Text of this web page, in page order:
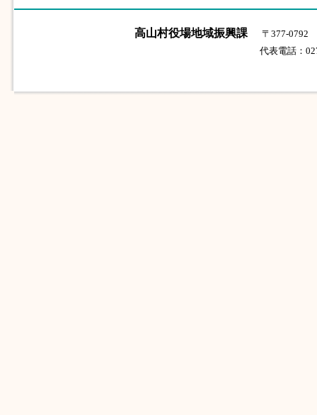
高山村役場地域振興課
〒377-0792
代表電話：